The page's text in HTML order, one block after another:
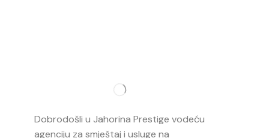
Dobrodošli u Jahorina Prestige vodeću
agenciju za smještaj i usluge na